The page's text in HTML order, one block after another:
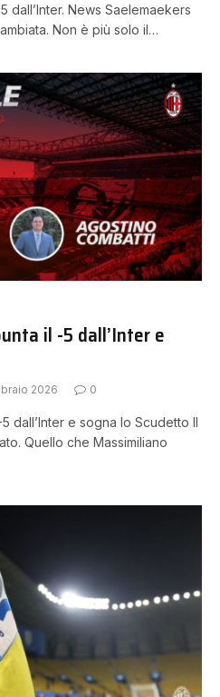
dall’Inter. News Saelemaekers
Non è più solo il…
il -5 dall’Inter e
2026 0
dall’Inter e sogna lo Scudetto Il
Quello che Massimiliano